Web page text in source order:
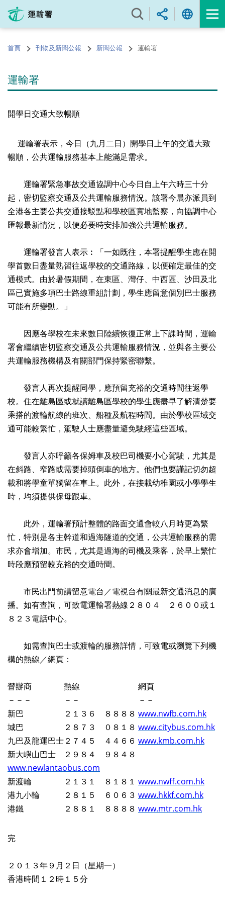
內
的首頁 刊物及新聞公報 新聞公報 運輸署
運輸署
開學日交通大致暢順
運輸署表示，今日（九月二日）開學日上午的交通大致
暢順，公共運輸服務基本上能滿足需求。
運輸署緊急事故交通協調中心今日自上午六時三十分
起，密切監察交通及公共運輸服務情況。該署今晨亦派員到
全港各主要公共交通接駁點和學校區實地監察，向協調中心
匯報最新情況，以便必要時安排加強公共運輸服務。
運輸署發言人表示︰「一如既往，本署提醒學生應在開
學首數日盡量熟習往返學校的交通路線，以便確定最佳的交
通模式。由於暑假期間，在東區、灣仔、中西區、沙田及北
區已實施多項巴士路線重組計劃，學生應留意個別巴士服務
可能有所變動。」
因應各學校在未來數日陸續恢復正常上下課時間，運輸
署會繼續密切監察交通及公共運輸服務情況，並與各主要公
共運輸服務機構及有關部門保持緊密聯繫。
發言人再次提醒同學，應預留充裕的交通時間往返學
校。住在離島區或就讀離島區學校的學生應盡早了解清楚要
乘搭的渡輪航線的班次、船種及航程時間。由於學校區域交
通可能較繁忙，駕駛人士應盡量避免駛經這些區域。
發言人亦呼籲各保姆車及校巴司機要小心駕駛，尤其是
在斜路、窄路或需要掉頭倒車的地方。他們也要謹記切勿超
載和將學童單獨留在車上。此外，在接載幼稚園或小學學生
時，均須提供保母跟車。
此外，運輸署預計整體的路面交通會較八月時更為繁
忙，特別是各主幹道和過海隧道的交通，公共運輸服務的需
求亦會增加。市民，尤其是過海的司機及乘客，於早上繁忙
時段應預留較充裕的交通時間。
市民出門前請留意電台／電視台有關最新交通消息的廣
播。如有查詢，可致電運輸署熱線２８０４ ２６００或１
８２３電話中心。
如需查詢巴士或渡輪的服務詳情，可致電或瀏覽下列機
構的熱線／網頁：
營辦商 熱線 網頁
－－－ －－ －－
新巴 ２１３６ ８８８８ www.nwfb.com.hk
城巴 ２８７３ ０８１８ www.citybus.com.hk
九巴及龍運巴士２７４５ ４４６６ www.kmb.com.hk
新大嶼山巴士 ２９８４ ９８４８
www.newlantaobus.com
新渡輪 ２１３１ ８１８１ www.nwff.com.hk
港九小輪 ２８１５ ６０６３ www.hkkf.com.hk
港鐵 ２８８１ ８８８８ www.mtr.com.hk
完
２０１３年９月２日（星期一）
香港時間１２時１５分